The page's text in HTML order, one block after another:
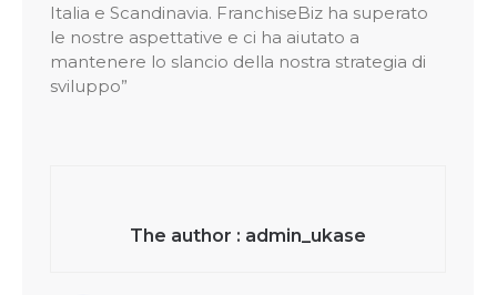
Italia e Scandinavia. FranchiseBiz ha superato
le nostre aspettative e ci ha aiutato a
mantenere lo slancio della nostra strategia di
sviluppo”
admin_ukase